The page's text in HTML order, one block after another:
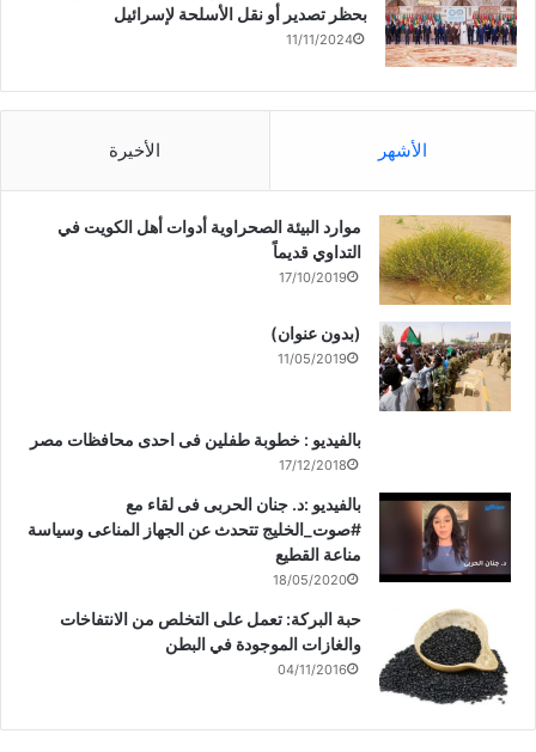
بحظر تصدير أو نقل الأسلحة لإسرائيل
11/11/2024
الأشهر الأخيرة
موارد البيئة الصحراوية أدوات أهل الكويت في
التداوي قديماً
17/10/2019
(بدون عنوان)
11/05/2019
بالفيديو : خطوبة طفلين فى احدى محافظات مصر
17/12/2018
بالفيديو :د. جنان الحربى فى لقاء مع
#صوت_الخليج تتحدث عن الجهاز المناعى وسياسة
مناعة القطيع
18/05/2020
حبة البركة: تعمل على التخلص من الانتفاخات
والغازات الموجودة في البطن
04/11/2016